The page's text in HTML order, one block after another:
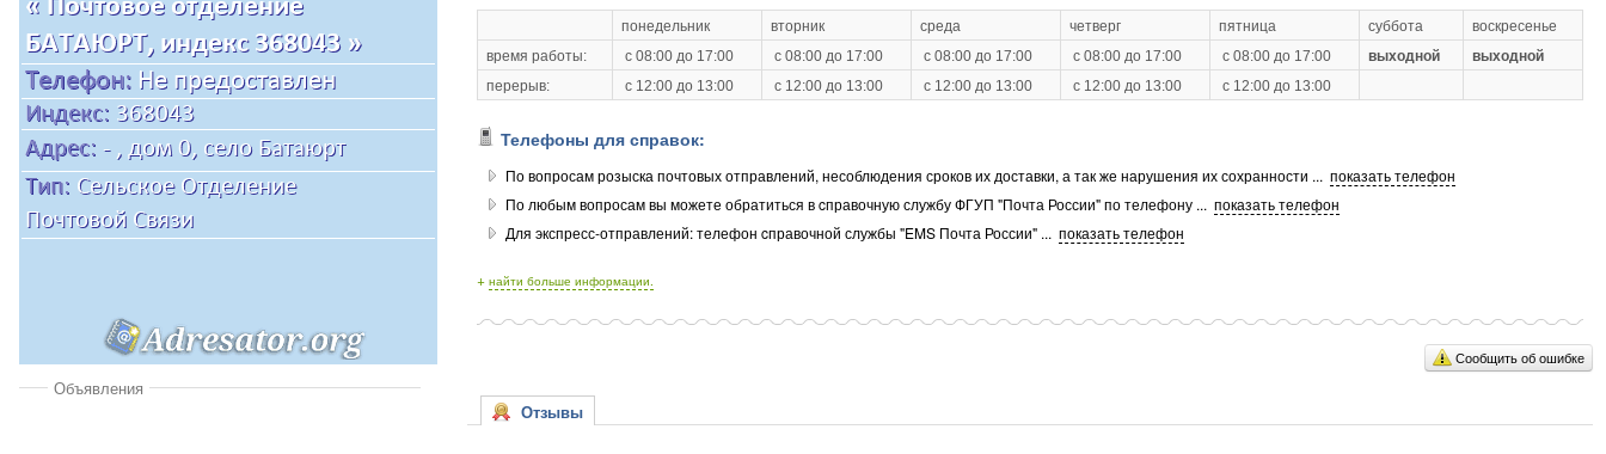
Объявления
понедельник вторник среда четверг пятница суббота
воскресенье
время работы:
с 08:00 до 17:00 с 08:00 до 17:00 с 08:00 до 17:00 с 08:00 до 17:00 с 08:00 до 17:00 выходной
выходной
перерыв:
с 12:00 до 13:00 с 12:00 до 13:00 с 12:00 до 13:00 с 12:00 до 13:00 с 12:00 до 13:00
Телефоны для справок:
По вопросам розыска почтовых отправлений, несоблюдения сроков их доставки, а так же нарушения их сохранности ... показать телефон
По любым вопросам вы можете обратиться в cправочную службу ФГУП "Почта России" по телефону ... показать телефон
Для экспресс-отправлений: телефон cправочной службы "EMS Почта России" ... показать телефон
+ найти больше информации.
Сообщить об ошибке
Отзывы